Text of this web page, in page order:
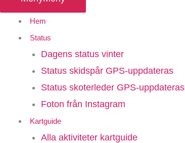
Hem
Status
Dagens status vinter
Status skidspår GPS-uppdateras
Status skoterleder GPS-uppdateras
Foton från Instagram
Kartguide
Alla aktiviteter kartguide